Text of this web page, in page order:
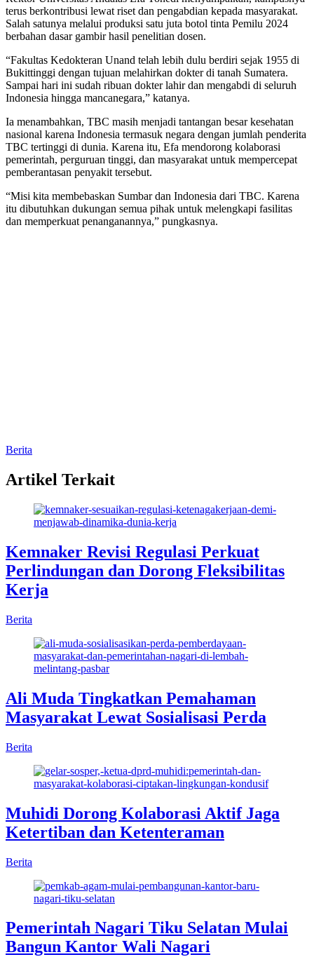
terus berkontribusi lewat riset dan pengabdian kepada masyarakat.
Salah satunya melalui produksi satu juta botol tinta Pemilu 2024
berbahan dasar gambir hasil penelitian dosen.
“Fakultas Kedokteran Unand telah lebih dulu berdiri sejak 1955 di
Bukittinggi dengan tujuan melahirkan dokter di tanah Sumatera.
Sampai hari ini sudah ribuan dokter lahir dan mengabdi di seluruh
Indonesia hingga mancanegara,” katanya.
Ia menambahkan, TBC masih menjadi tantangan besar kesehatan
nasional karena Indonesia termasuk negara dengan jumlah penderita
TBC tertinggi di dunia. Karena itu, Efa mendorong kolaborasi
pemerintah, perguruan tinggi, dan masyarakat untuk mempercepat
pemberantasan penyakit tersebut.
“Misi kita membebaskan Sumbar dan Indonesia dari TBC. Karena
itu dibutuhkan dukungan semua pihak untuk melengkapi fasilitas
dan memperkuat penanganannya,” pungkasnya.
Berita
Artikel Terkait
Kemnaker Revisi Regulasi Perkuat
Perlindungan dan Dorong Fleksibilitas
Kerja
Berita
Ali Muda Tingkatkan Pemahaman
Masyarakat Lewat Sosialisasi Perda
Berita
Muhidi Dorong Kolaborasi Aktif Jaga
Ketertiban dan Ketenteraman
Berita
Pemerintah Nagari Tiku Selatan Mulai
Bangun Kantor Wali Nagari